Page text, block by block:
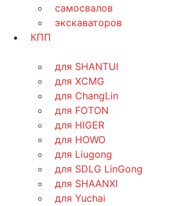
самосвалов
экскаваторов
КПП
для SHANTUI
для XCMG
для ChangLin
для FOTON
для HIGER
для HOWO
для Liugong
для SDLG LinGong
для SHAANXI
для Yuchai